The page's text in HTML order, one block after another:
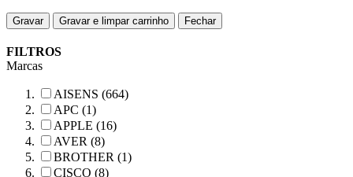
Gravar Gravar e limpar carrinho Fechar
FILTROS
Marcas
AISENS (664)
APC (1)
APPLE (16)
AVER (8)
BROTHER (1)
CISCO (8)